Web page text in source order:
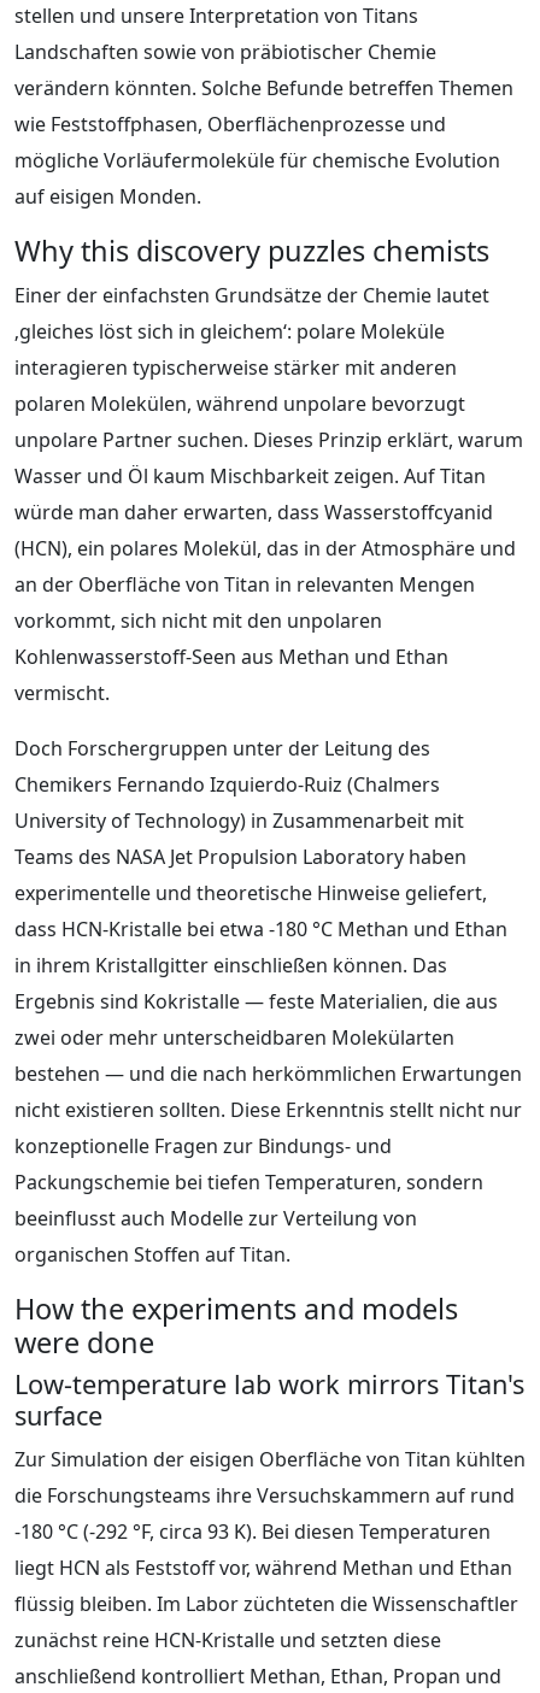
stellen und unsere Interpretation von Titans
Landschaften sowie von präbiotischer Chemie
verändern könnten. Solche Befunde betreffen Themen
wie Feststoffphasen, Oberflächenprozesse und
mögliche Vorläufermoleküle für chemische Evolution
auf eisigen Monden.
Why this discovery puzzles chemists
Einer der einfachsten Grundsätze der Chemie lautet
‚gleiches löst sich in gleichem‘: polare Moleküle
interagieren typischerweise stärker mit anderen
polaren Molekülen, während unpolare bevorzugt
unpolare Partner suchen. Dieses Prinzip erklärt, warum
Wasser und Öl kaum Mischbarkeit zeigen. Auf Titan
würde man daher erwarten, dass Wasserstoffcyanid
(HCN), ein polares Molekül, das in der Atmosphäre und
an der Oberfläche von Titan in relevanten Mengen
vorkommt, sich nicht mit den unpolaren
Kohlenwasserstoff-Seen aus Methan und Ethan
vermischt.
Doch Forschergruppen unter der Leitung des
Chemikers Fernando Izquierdo-Ruiz (Chalmers
University of Technology) in Zusammenarbeit mit
Teams des NASA Jet Propulsion Laboratory haben
experimentelle und theoretische Hinweise geliefert,
dass HCN-Kristalle bei etwa -180 °C Methan und Ethan
in ihrem Kristallgitter einschließen können. Das
Ergebnis sind Kokristalle — feste Materialien, die aus
zwei oder mehr unterscheidbaren Molekülarten
bestehen — und die nach herkömmlichen Erwartungen
nicht existieren sollten. Diese Erkenntnis stellt nicht nur
konzeptionelle Fragen zur Bindungs- und
Packungschemie bei tiefen Temperaturen, sondern
beeinflusst auch Modelle zur Verteilung von
organischen Stoffen auf Titan.
How the experiments and models
were done
Low-temperature lab work mirrors Titan's
surface
Zur Simulation der eisigen Oberfläche von Titan kühlten
die Forschungsteams ihre Versuchskammern auf rund
-180 °C (-292 °F, circa 93 K). Bei diesen Temperaturen
liegt HCN als Feststoff vor, während Methan und Ethan
flüssig bleiben. Im Labor züchteten die Wissenschaftler
zunächst reine HCN-Kristalle und setzten diese
anschließend kontrolliert Methan, Ethan, Propan und